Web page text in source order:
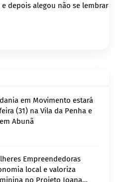
depois alegou não se lembrar
em Movimento estará
(31) na Vila da Penha e
Abunã
Empreendedoras
local e valoriza